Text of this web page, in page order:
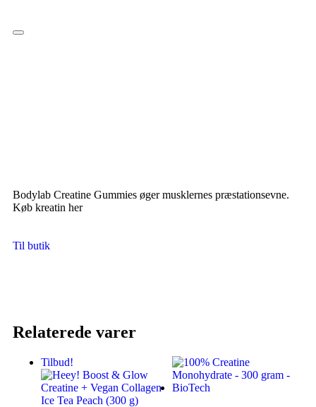
Hamburger Toggle Menu
Bodylab Creatine Gummies øger musklernes præstationsevne.
Køb kreatin her
Til butik
Relaterede varer
Tilbud!